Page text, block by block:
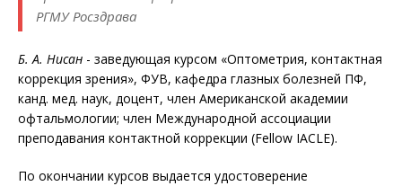
РГМУ Росздрава
Б. А. Нисан - заведующая курсом «Оптометрия, контактная
коррекция зрения», ФУВ, кафедра глазных болезней ПФ,
канд. мед. наук, доцент, член Американской академии
офтальмологии; член Международной ассоциации
преподавания контактной коррекции (Fellow IACLE).
По окончании курсов выдается удостоверение